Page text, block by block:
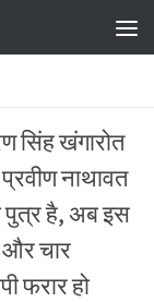
खंगारोत
नाथावत
पुत्र है, अब इस
चार
फरार हो